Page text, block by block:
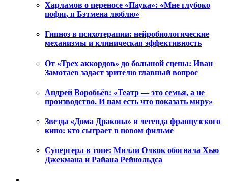
Харламов о переносе «Паука»: «Мне глубоко
пофиг, я Бэтмена люблю»
Гипноз в психотерапии: нейробиологические
механизмы и клиническая эффективность
От «Трех аккордов» до большой сцены: Иван
Замотаев задаст зрителю главный вопрос
Андрей Воробьёв: «Театр — это семья, а не
производство. И нам есть что показать миру»
Звезда «Дома Дракона» и легенда французского
кино: кто сыграет в новом фильме
Супергерл в топе: Милли Олкок обогнала Хью
Джекмана и Райана Рейнольдса